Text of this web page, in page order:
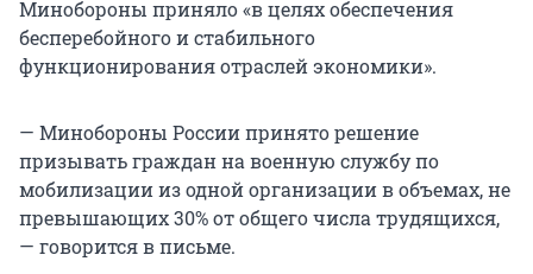
Минобороны приняло «в целях обеспечения
бесперебойного и стабильного
функционирования отраслей экономики».
— Минобороны России принято решение
призывать граждан на военную службу по
мобилизации из одной организации в объемах, не
превышающих 30% от общего числа трудящихся,
— говорится в письме.